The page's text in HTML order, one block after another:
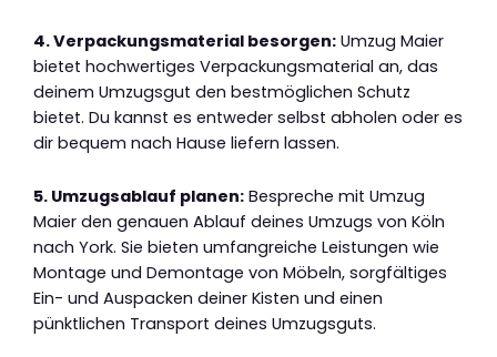
4. Verpackungsmaterial besorgen: Umzug Maier
bietet hochwertiges Verpackungsmaterial an, das
deinem Umzugsgut den bestmöglichen Schutz
bietet. Du kannst es entweder selbst abholen oder es
dir bequem nach Hause liefern lassen.
5. Umzugsablauf planen: Bespreche mit Umzug
Maier den genauen Ablauf deines Umzugs von Köln
nach York. Sie bieten umfangreiche Leistungen wie
Montage und Demontage von Möbeln, sorgfältiges
Ein- und Auspacken deiner Kisten und einen
pünktlichen Transport deines Umzugsguts.